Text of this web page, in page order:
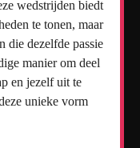
wedstrijden biedt
te tonen, maar
die dezelfde passie
manier om deel
en jezelf uit te
unieke vorm